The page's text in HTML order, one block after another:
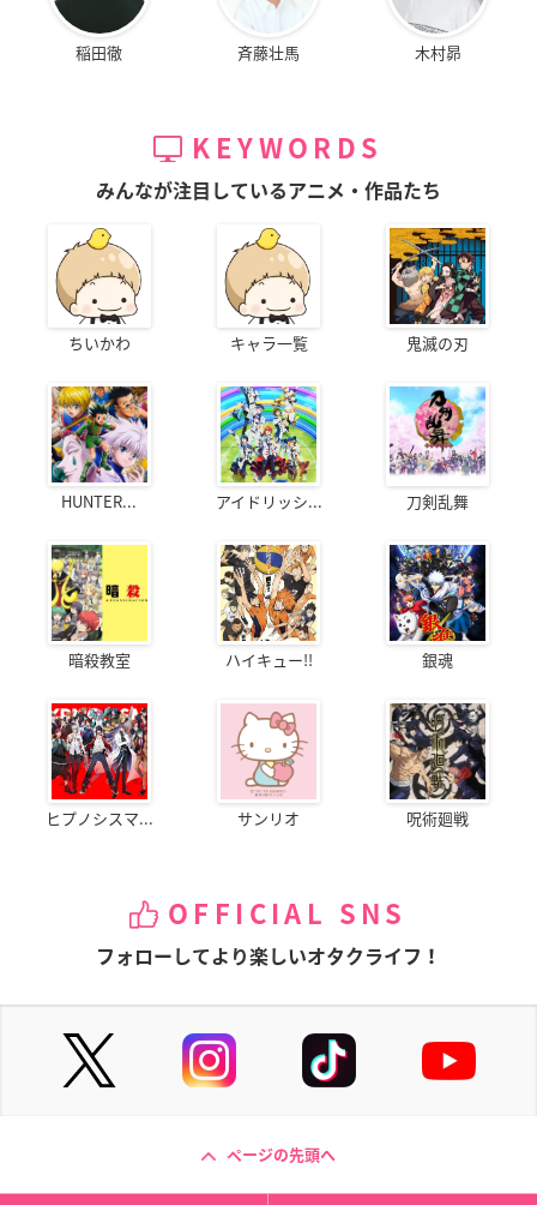
稲田徹 斉藤壮馬 木村昴
KEYWORDS
みんなが注目しているアニメ・作品たち
ちいかわ キャラ一覧 鬼滅の刃
HUNTER... アイドリッシ... 刀剣乱舞
暗殺教室 ハイキュー!! 銀魂
ヒプノシスマ... サンリオ 呪術廻戦
OFFICIAL SNS
フォローしてより楽しいオタクライフ！
ページの先頭へ